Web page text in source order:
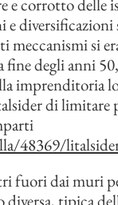
diversificazioni
meccanismi si
degli anni
imprenditoria
di limitare
48369/
fuori dai muri
tipica